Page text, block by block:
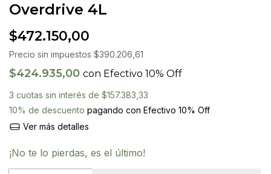
Overdrive 4L
$472.150,00
Precio sin impuestos $390.206,61
$424.935,00 con Efectivo 10% Off
3 cuotas sin interés de $157.383,33
10% de descuento pagando con Efectivo 10% Off
Ver más detalles
¡No te lo pierdas, es el último!